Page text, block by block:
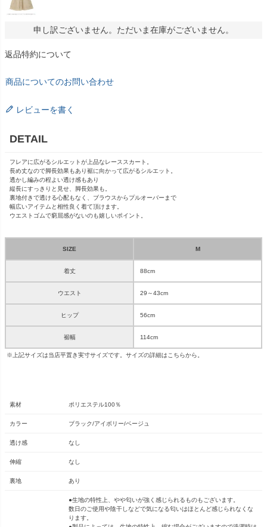
申し訳ございません。ただいま在庫がございません。
返品特約について
商品についてのお問い合わせ
レビューを書く
DETAIL
フレアに広がるシルエットが上品なレーススカート。
長め丈なので脚長効果もあり裾に向かって広がるシルエット。
透かし編みの程よい透け感もあり
縦長にすっきりと見せ、脚長効果も。
裏地付きで透ける心配もなく、ブラウスからプルオーバーまで
幅広いアイテムと相性良く着て頂けます。
ウエストゴムで窮屈感がないのも嬉しいポイント。
SIZE M
着丈 88cm
ウエスト 29～43cm
ヒップ 56cm
裾幅 114cm
※上記サイズは当店平置き実寸サイズです。サイズの詳細は こちらから。
素材 ポリエステル100％
カラー ブラック/アイボリー/ベージュ
透け感 なし
伸縮 なし
裏地 あり
●生地の特性上、やや匂いが強く感じられるものもございます。
数日のご使用や陰干しなどで気になる匂いはほとんど感じられなくな
ります。